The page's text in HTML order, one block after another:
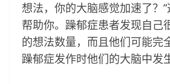
想法，你的大脑感觉加速了？
帮助你。躁郁症患者发现自己
的想法数量，而且他们可能完
躁郁症发作时他们的大脑中发